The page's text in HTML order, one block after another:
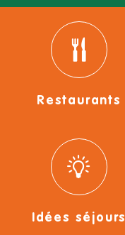
Restaurants
Idées séjours